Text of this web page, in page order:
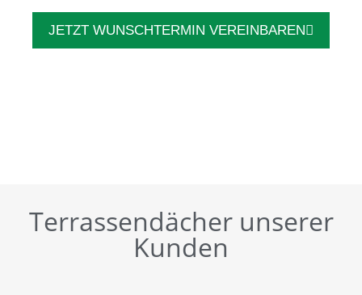
JETZT WUNSCHTERMIN VEREINBAREN
Terrassendächer unserer
Kunden